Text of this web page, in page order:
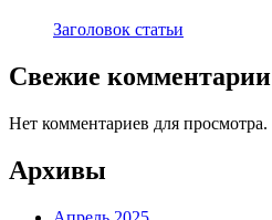
Заголовок статьи
Свежие комментарии
Нет комментариев для просмотра.
Архивы